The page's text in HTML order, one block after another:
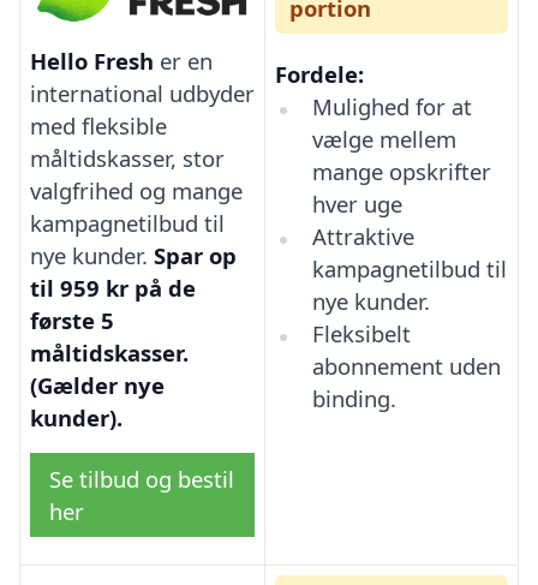
Hello Fresh er en
international udbyder
med fleksible
måltidskasser, stor
valgfrihed og mange
kampagnetilbud til
nye kunder. Spar op
til 959 kr på de
første 5
måltidskasser.
(Gælder nye
kunder).
Se tilbud og bestil
her
portion
Fordele:
Mulighed for at
vælge mellem
mange opskrifter
hver uge
Attraktive
kampagnetilbud til
nye kunder.
Fleksibelt
abonnement uden
binding.